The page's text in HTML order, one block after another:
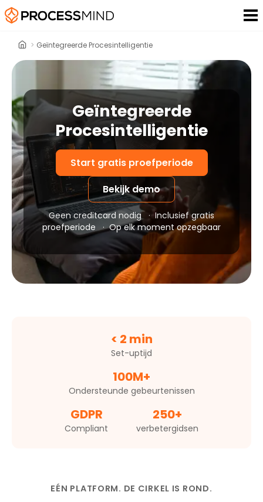
> Geïntegreerde Procesintelligentie
Geïntegreerde
Procesintelligentie
Start gratis proefperiode
Bekijk demo
Geen creditcard nodig · Inclusief gratis
proefperiode
· Op elk moment opzegbaar
< 2 min
Set-uptijd
100M+
Ondersteunde gebeurtenissen
GDPR
Compliant
250+
verbetergidsen
EÉN PLATFORM. DE CIRKEL IS ROND.